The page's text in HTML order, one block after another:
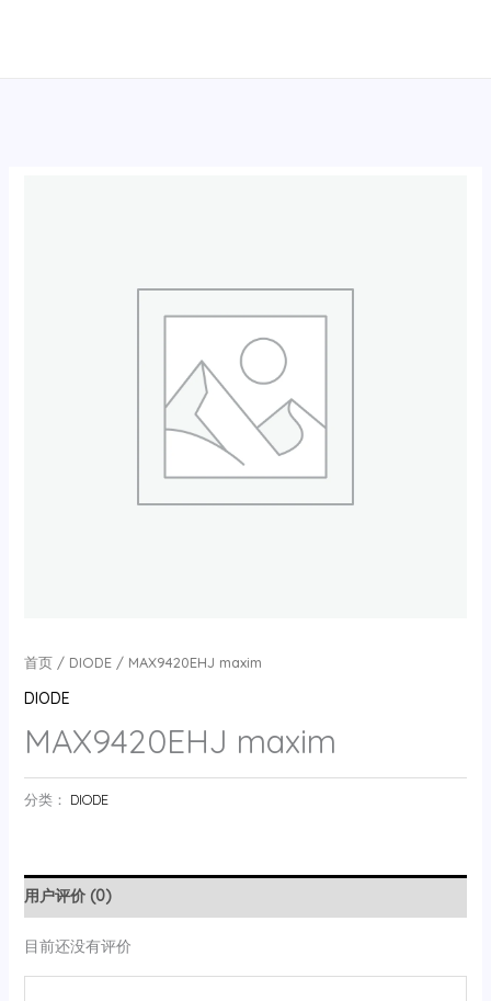
首页/ DIODE/ MAX9420EHJ maxim
DIODE
MAX9420EHJ maxim
分类： DIODE
用户评价 (0)
目前还没有评价